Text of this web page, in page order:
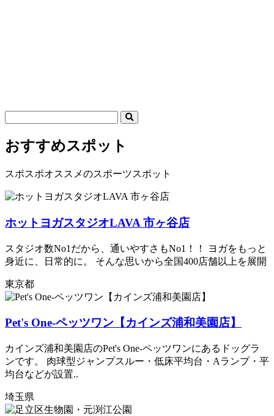
おすすめスポット
スポスポオススメのスポーツスポット
ホットヨガスタジオLAVA 市ヶ谷店
スタジオ数No1だから、通いやすさもNo1！！ ヨガをもっと
身近に、日常的に。 そんな思いから全国400店舗以上を展開
東京都
Pet's One-ペッツワン【カインズ浦和美園店】
カインズ浦和美園店のPet's One-ペッツワンにあるドッグラ
ンです。 肉球型ジャンプスルー・低床平均台・Aランプ・平
均台などが設置..
埼玉県